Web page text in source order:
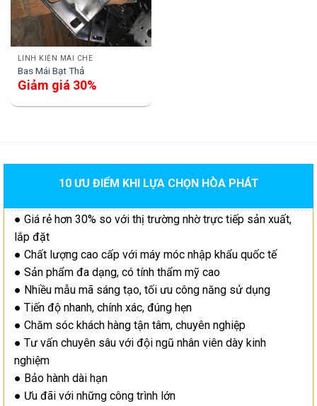
LINH KIỆN MÁI CHE
Bas Mái Bạt Thả
Giảm giá 30%
10 ƯU ĐIỂM KHI LỰA CHỌN HÒA PHÁT
● Giá rẻ hơn 30% so với thị trường nhờ trực tiếp sản xuất,
lắp đặt
● Chất lượng cao cấp với máy móc nhập khẩu quốc tế
● Sản phẩm đa dạng, có tính thẩm mỹ cao
● Nhiều mẫu mã sáng tạo, tối ưu công năng sử dụng
● Tiến độ nhanh, chính xác, đúng hẹn
● Chăm sóc khách hàng tận tâm, chuyên nghiệp
● Tư vấn chuyên sâu với đội ngũ nhân viên dày kinh
nghiệm
● Bảo hành dài hạn
● Ưu đãi với những công trình lớn